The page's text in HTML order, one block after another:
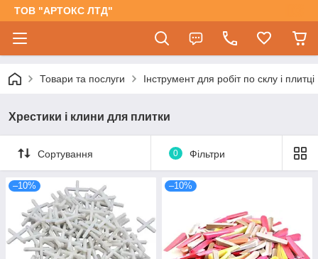
ТОВ "АРТОКС ЛТД"
Товари та послуги Інструмент для робіт по склу і плитці
Хрестики і клини для плитки
Сортування 0 Фільтри
–10% –10%